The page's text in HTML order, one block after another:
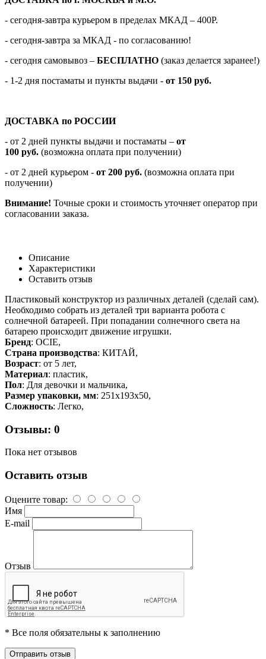
- сегодня-завтра курьером в пределах МКАД – 400Р.
- сегодня-завтра за МКАД - по согласованию!
- сегодня самовывоз – БЕСПЛАТНО (заказ делается заранее!)
- 1-2 дня постаматы и пункты выдачи - от 150 руб.
ДОСТАВКА по РОССИИ
- от 2 дней пункты выдачи и постаматы – от
100 руб. (возможна оплата при получении)
- от 2 дней курьером - от 200 руб. (возможна оплата при
получении)
Внимание! Точные сроки и стоимость уточняет оператор при
согласовании заказа.
Описание
Характеристики
Оставить отзыв
Пластиковый конструктор из различных деталей (сделай сам).
Необходимо собрать из деталей три варианта робота с
солнечной батареей. При попадании солнечного света на
батарею происходит движение игрушки.
Бренд: OCIE,
Страна производства: КИТАЙ,
Возраст: от 5 лет,
Материал: пластик,
Пол: Для девочки и мальчика,
Размер упаковки, мм: 251x193x50,
Сложность: Легко,
Отзывы: 0
Пока нет отзывов
Оставить отзыв
Оцените товар:
Имя
E-mail
Отзыв
* Все поля обязательны к заполнению